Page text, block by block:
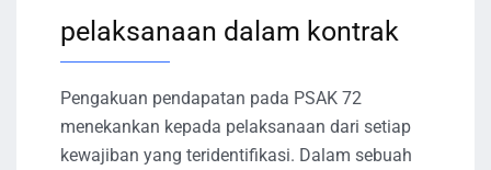
pelaksanaan dalam kontrak
Pengakuan pendapatan pada PSAK 72
menekankan kepada pelaksanaan dari setiap
kewajiban yang teridentifikasi. Dalam sebuah